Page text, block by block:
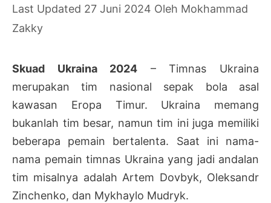
27 Juni 2024 Oleh Mokhammad
Zakky
Skuad Ukraina 2024 – Timnas Ukraina
merupakan tim nasional sepak bola asal
kawasan Eropa Timur. Ukraina memang
bukanlah tim besar, namun tim ini juga memiliki
beberapa pemain bertalenta. Saat ini nama-
nama pemain timnas Ukraina yang jadi andalan
tim misalnya adalah Artem Dovbyk, Oleksandr
Zinchenko, dan Mykhaylo Mudryk.